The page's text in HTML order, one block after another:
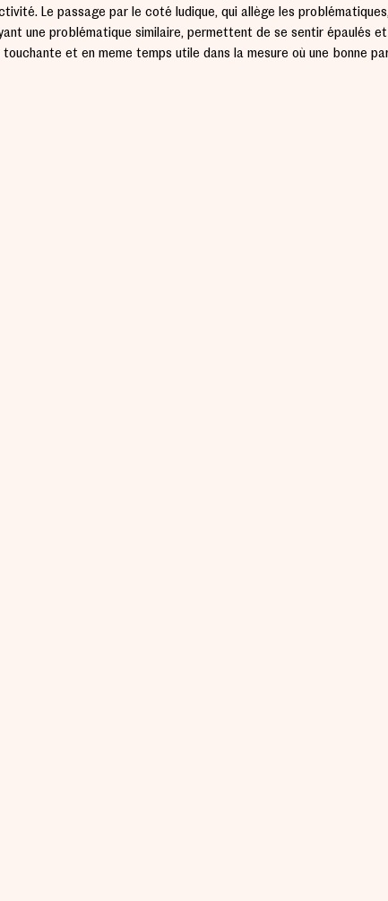
Le passage par le côté ludique, qui allège les
une problématique similaire, permettent de se sentir épaulés
touchante et en même temps utile dans la mesure où une bonne